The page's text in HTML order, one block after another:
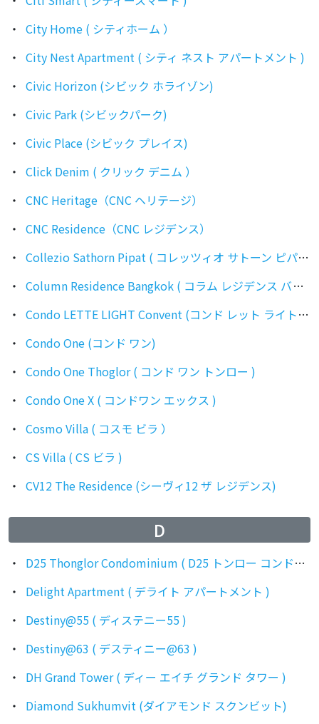
City Home ( シティホーム ）
City Nest Apartment ( シティ ネスト アパートメント )
Civic Horizon (シビック ホライゾン)
Civic Park (シビックパーク)
Civic Place (シビック プレイス)
Click Denim ( クリック デニム ）
CNC Heritage（CNC ヘリテージ）
CNC Residence（CNC レジデンス）
Collezio Sathorn Pipat ( コレッツィオ サトーン ピパット )
Column Residence Bangkok ( コラム レジデンス バンコク )
Condo LETTE LIGHT Convent (コンド レット ライト コンベント）
Condo One (コンド ワン)
Condo One Thoglor ( コンド ワン トンロー )
Condo One X ( コンドワン エックス )
Cosmo Villa ( コスモ ビラ ）
CS Villa ( CS ビラ )
CV12 The Residence (シーヴィ12 ザ レジデンス)
D
D25 Thonglor Condominium ( D25 トンロー コンドミニアム )
Delight Apartment ( デライト アパートメント )
Destiny@55 ( ディステニー55 )
Destiny@63 ( デスティニー@63 )
DH Grand Tower ( ディー エイチ グランド タワー )
Diamond Sukhumvit (ダイアモンド スクンビット)